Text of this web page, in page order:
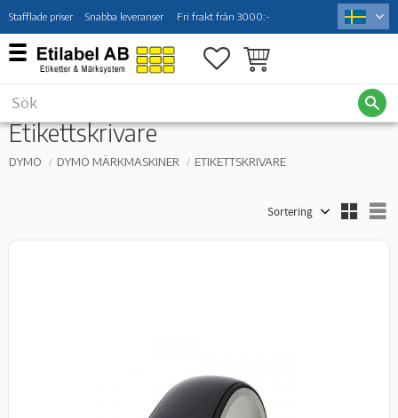
Meny
Stafflade priser Snabba leveranser Fri frakt från 3000:-
Favoriter
Kundvagn
Etikettskrivare
DYMO DYMO MÄRKMASKINER ETIKETTSKRIVARE